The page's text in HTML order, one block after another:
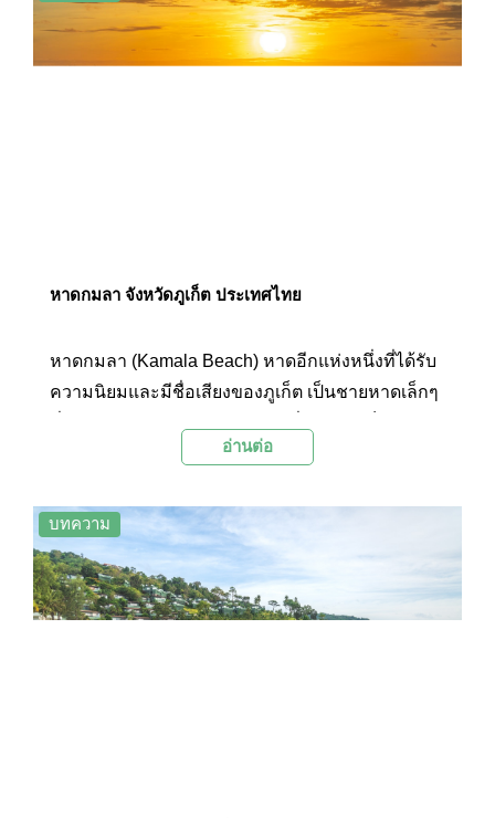
หาดกมลา จังหวัดภูเก็ต ประเทศไทย
หาดกมลา (Kamala Beach) หาดอีกแห่งหนึ่งที่ได้รับ
ความนิยมและมีชื่อเสียงของภูเก็ต เป็นชายหาดเล็กๆ
ธรรมชาติ กับบรรยากาศที่ผ่อนคลายและเหมาะแก่
อ่านต่อ
บทความ